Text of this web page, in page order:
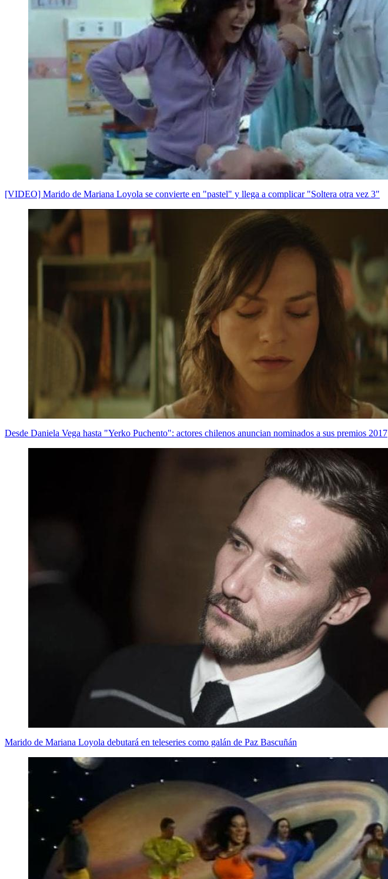
[VIDEO] Marido de Mariana Loyola se convierte en "pastel" y llega a complicar "Soltera otra vez 3"
Desde Daniela Vega hasta "Yerko Puchento": actores chilenos anuncian nominados a sus premios 2017
Marido de Mariana Loyola debutará en teleseries como galán de Paz Bascuñán